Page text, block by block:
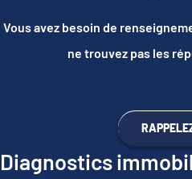
Vous avez besoin de
ne trouvez pas les
Diagnostics